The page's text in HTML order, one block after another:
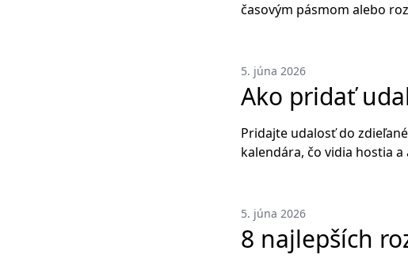
časovým pásmom alebo
5. júna 2026
Ako pridať
Pridajte udalosť do
kalendára, čo vidia hostia
5. júna 2026
8 najlepších